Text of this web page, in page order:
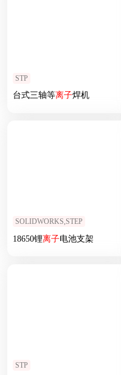
STP
台式三轴等离子焊机
SOLIDWORKS,STEP
18650锂离子电池支架
STP